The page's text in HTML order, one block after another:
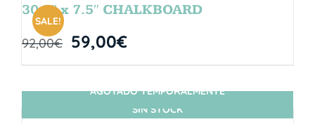
SALE!
30.5″ x 7.5″ CHALKBOARD
92,00€ 59,00€
SIN STOCK
AGOTADO TEMPORALMENTE